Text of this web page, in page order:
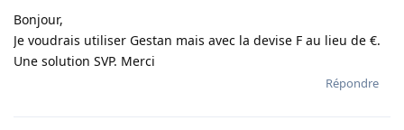
Bonjour,
Je voudrais utiliser Gestan mais avec la devise F au lieu de €.
Une solution SVP. Merci
Répondre